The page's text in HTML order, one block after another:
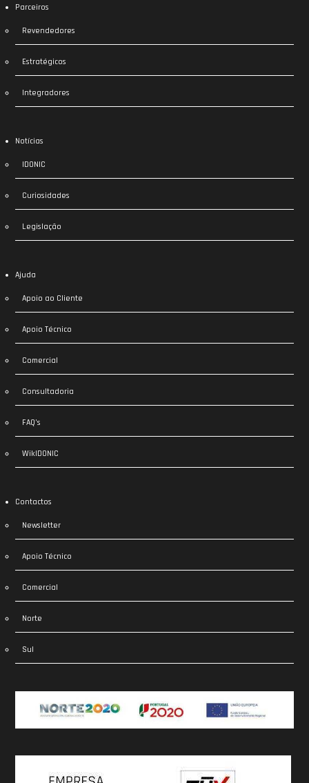
Parceiros
Revendedores
Estratégicos
Integradores
Notícias
IDONIC
Curiosidades
Legislação
Ajuda
Apoio ao Cliente
Apoio Técnico
Comercial
Consultadoria
FAQ’s
WikIDONIC
Contactos
Newsletter
Apoio Técnico
Comercial
Norte
Sul